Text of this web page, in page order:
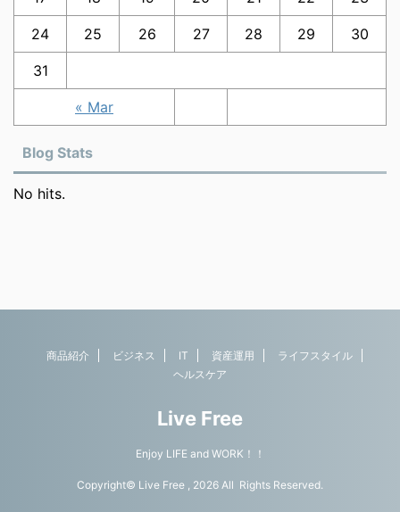
« Mar
24 25 26 27 28 29 30
31
Blog Stats
No hits.
商品紹介 ビジネス IT 資産運用
ライフスタイル
ヘルスケア
Live Free
Enjoy LIFE and WORK！！
Copyright© Live Free , 2026 All Rights Reserved.